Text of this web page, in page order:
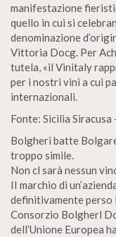
manifestazione
quello in cui si
denominazione
Vittoria Docg. Per
tutela, «il Vinitaly
per i nostri vini a cui
internazionali.
Fonte: Sicilia Siracusa
Bolgheri batte
troppo simile.
Non cl sarà nessun
II marchio di
definitivamente perso
Consorzio Bolgherl
dell’Unione Europea